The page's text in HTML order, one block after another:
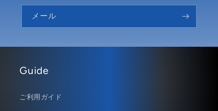
メール
Guide
ご利用ガイド